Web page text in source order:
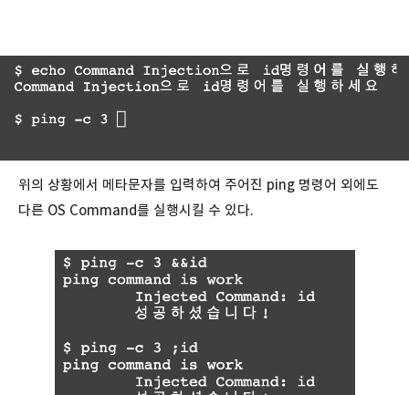
위의 상황에서 메타문자를 입력하여 주어진 ping 명령어 외에도
다른 OS Command를 실행시킬 수 있다.